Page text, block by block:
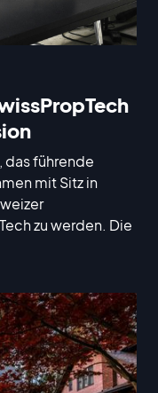
das führende
mit Sitz in
zu werden. Die